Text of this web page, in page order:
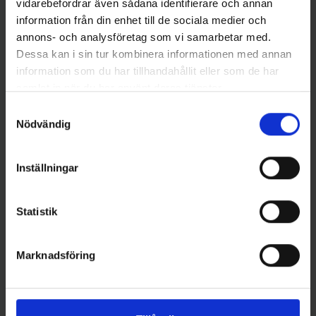
vidarebefordrar även sådana identifierare och annan
information från din enhet till de sociala medier och
annons- och analysföretag som vi samarbetar med.
Dessa kan i sin tur kombinera informationen med annan
information som du har tillhandahållit eller som de har
Nödvändig
Inställningar
Statistik
Marknadsföring
69 kr
16 andra produkter i samma kategori: